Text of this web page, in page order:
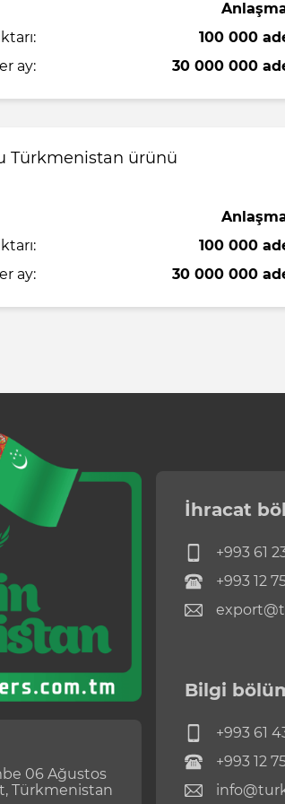
100 000
ay:
30 000 000
Türkmenistan ürünü
100 000
ay:
30 000 000
06 Ağustos
Türkmenistan
İhracat
+993 61
+993 12
Bilgi
+993 61
+993 12